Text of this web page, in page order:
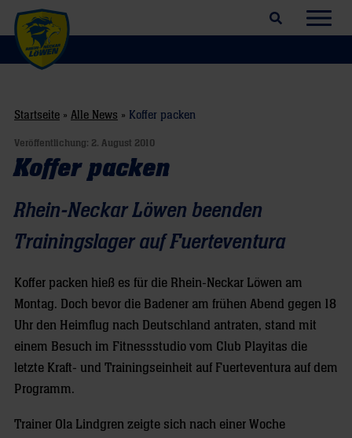
Suchfeld öffnen
Startseite » Alle News » Koffer packen
Veröffentlichung: 2. August 2010
Koffer packen
Rhein-Neckar Löwen beenden
Trainingslager auf Fuerteventura
Koffer packen hieß es für die Rhein-Neckar Löwen am
Montag. Doch bevor die Badener am frühen Abend gegen 18
Uhr den Heimflug nach Deutschland antraten, stand mit
einem Besuch im Fitnessstudio vom Club Playitas die
letzte Kraft- und Trainingseinheit auf Fuerteventura auf dem
Programm.
Trainer Ola Lindgren zeigte sich nach einer Woche